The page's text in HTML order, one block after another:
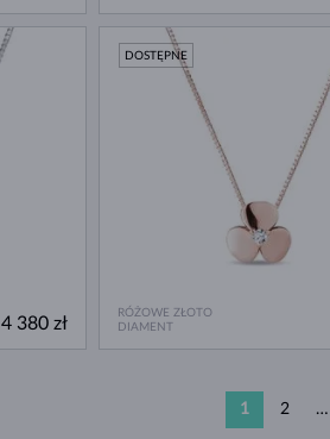
4 380 zł
RÓŻOWE ZŁOTO
DIAMENT
DOSTĘPNE
1 2 …